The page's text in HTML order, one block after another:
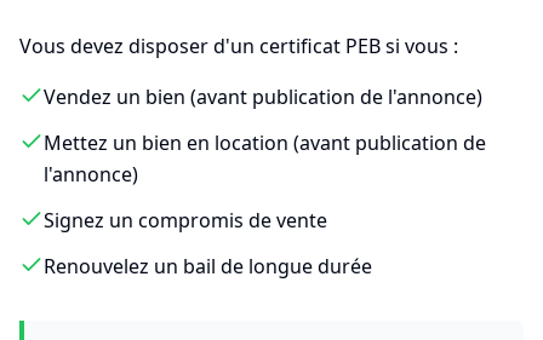
Vous devez disposer d'un certificat PEB si vous :
Vendez un bien (avant publication de l'annonce)
Mettez un bien en location (avant publication de
l'annonce)
Signez un compromis de vente
Renouvelez un bail de longue durée